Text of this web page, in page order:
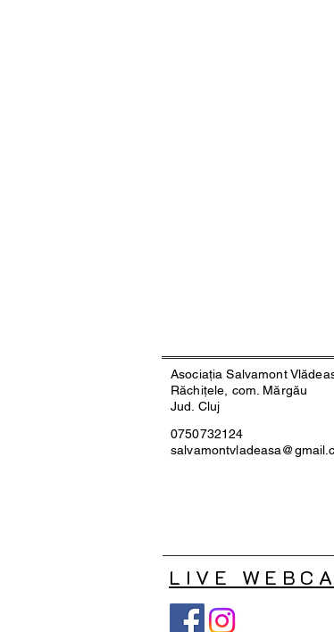
Asociația Salvamont
Răchițele, com. Mărgău
Jud. Cluj
0750732124
LIVE